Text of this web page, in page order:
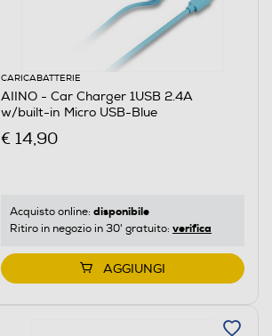
CARICABATTERIE
AIINO - Car Charger 1USB 2.4A
w/built-in Micro USB-Blue
€ 14,90
Acquisto online: disponibile
Ritiro in negozio in 30' gratuito: verifica
AGGIUNGI